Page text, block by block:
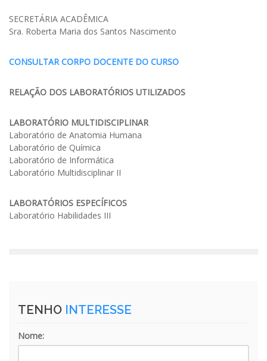
SECRETÁRIA ACADÊMICA
Sra. Roberta Maria dos Santos Nascimento
CONSULTAR CORPO DOCENTE DO CURSO
RELAÇÃO DOS LABORATÓRIOS UTILIZADOS
LABORATÓRIO MULTIDISCIPLINAR
Laboratório de Anatomia Humana
Laboratório de Química
Laboratório de Informática
Laboratório Multidisciplinar II
LABORATÓRIOS ESPECÍFICOS
Laboratório Habilidades III
TENHO INTERESSE
Nome: